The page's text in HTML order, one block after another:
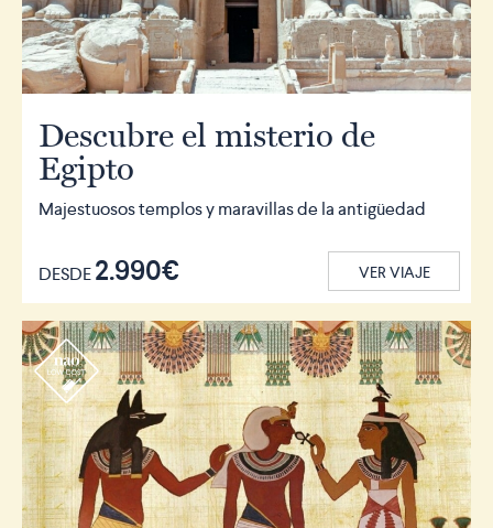
Descubre el misterio de
Egipto
Majestuosos templos y maravillas de la antigüedad
DESDE2.990€ VER VIAJE
r